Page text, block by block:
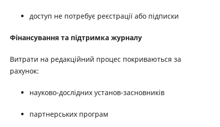
доступ не потребує реєстрації або підписки
Фінансування та підтримка журналу
Витрати на редакційний процес покриваються за
рахунок:
науково-дослідних установ-засновників
партнерських програм